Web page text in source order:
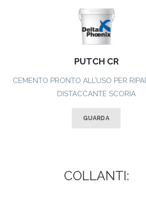
PUTCH CR
CEMENTO PRONTO ALL’USO PER
DISTACCANTE SCORIA
GUARDA
COLLANTI: